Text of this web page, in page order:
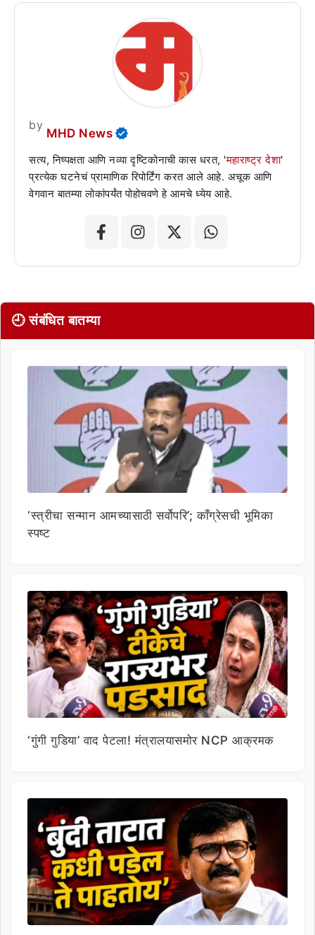
by
MHD News
सत्य, निष्पक्षता आणि नव्या दृष्टिकोनाची कास धरत, 'महाराष्ट्र देशा'
प्रत्येक घटनेचं प्रामाणिक रिपोर्टिंग करत आले आहे. अचूक आणि
वेगवान बातम्या लोकांपर्यंत पोहोचवणे हे आमचे ध्येय आहे.
🕘 संबंधित बातम्या
‘स्त्रीचा सन्मान आमच्यासाठी सर्वोपरि’; काँग्रेसची भूमिका
स्पष्ट
‘गुंगी गुडिया’ वाद पेटला! मंत्रालयासमोर NCP आक्रमक